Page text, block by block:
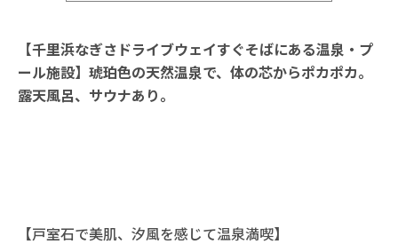
【千里浜なぎさドライブウェイすぐそばにある温泉・プ
ール施設】琥珀色の天然温泉で、体の芯からポカポカ。
露天風呂、サウナあり。
【戸室石で美肌、汐風を感じて温泉満喫】